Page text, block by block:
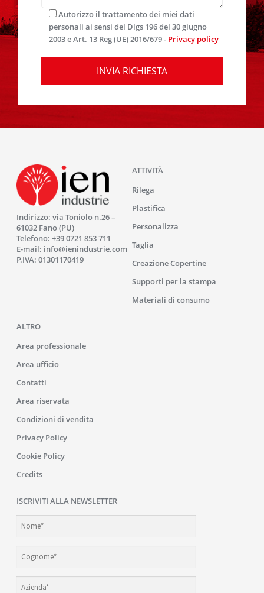
Autorizzo il trattamento dei miei dati
personali ai sensi del Dlgs 196 del 30 giugno
2003 e Art. 13 Reg (UE) 2016/679 - Privacy policy
Indirizzo: via Toniolo n.26 –
61032 Fano (PU)
Telefono:+39 0721 853 711
E-mail: info@ienindustrie.com
P.IVA: 01301170419
ATTIVITÀ
Rilega
Plastifica
Personalizza
Taglia
Creazione Copertine
Supporti per la stampa
Materiali di consumo
ALTRO
Area professionale
Area ufficio
Contatti
Area riservata
Condizioni di vendita
Privacy Policy
Cookie Policy
Credits
ISCRIVITI ALLA NEWSLETTER